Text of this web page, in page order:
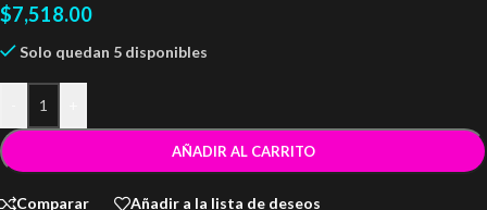
$7,518.00
Solo quedan 5 disponibles
AÑADIR AL CARRITO
Comparar Añadir a la lista de deseos